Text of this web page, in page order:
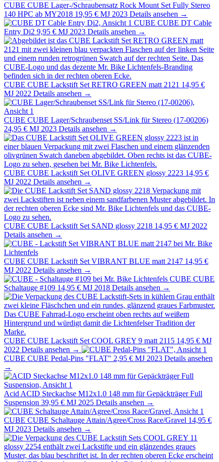
CUBE CUBE Lager-/Schraubensatz Rock Mount Set Fully Stereo
140 HPC ab MY2018 19,95 € MJ 2023 Details ansehen →
CUBE CUBE DT Cable
Entry Di2 9,95 € MJ 2023 Details ansehen →
CUBE CUBE Lackstift Set RETRO GREEN matt 2121 14,95 €
MJ 2022 Details ansehen →
CUBE CUBE Lager/Schraubenset SS/Link für Stereo (17-00206)
24,95 € MJ 2023 Details ansehen →
CUBE CUBE Lackstift Set OLIVE GREEN glossy 2223 14,95 €
MJ 2022 Details ansehen →
CUBE CUBE Lackstift Set SAND glossy 2218 14,95 € MJ 2022
Details ansehen →
CUBE CUBE Lackstift Set VIBRANT BLUE matt 2147 14,95 €
MJ 2022 Details ansehen →
CUBE CUBE
Schaltauge #109 14,95 € MJ 2018 Details ansehen →
CUBE CUBE Lackstift Set COOL GREY 9 matt 2115 14,95 € MJ
2022 Details ansehen →
CUBE CUBE Pedal-Pins "FLAT" 2,95 € MJ 2023 Details ansehen
→
Acid ACID Steckachse M12x1.0 148 mm für Gepäckträger Full
Suspension 39,95 € MJ 2025 Details ansehen →
CUBE CUBE Schaltauge Attain/Agree/Cross Race/Gravel 14,95 €
MJ 2023 Details ansehen →